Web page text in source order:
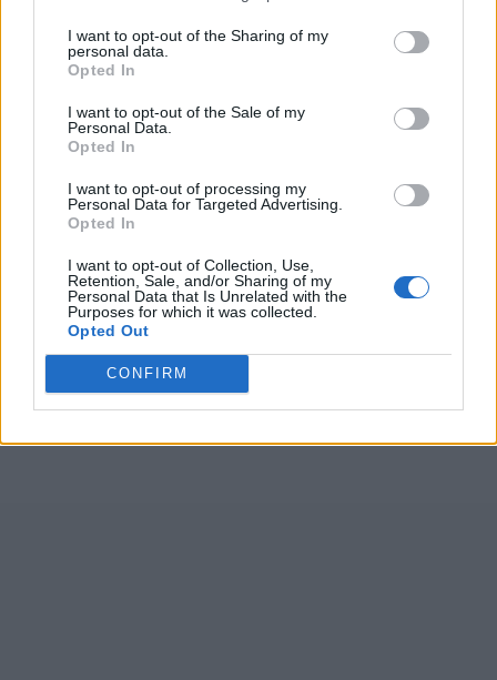
I want to opt-out of the Sharing of my
personal data.
Opted In
I want to opt-out of the Sale of my
Personal Data.
Opted In
I want to opt-out of processing my
Personal Data for Targeted Advertising.
Opted In
I want to opt-out of Collection, Use,
Retention, Sale, and/or Sharing of my
Personal Data that Is Unrelated with the
Purposes for which it was collected.
Opted Out
CONFIRM